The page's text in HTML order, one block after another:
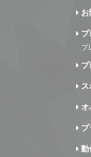
お
プ
プ
プ
オ
プ
動